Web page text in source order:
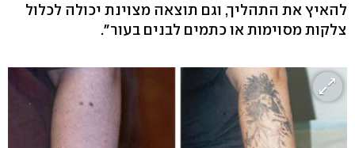
להאיץ את התהליך, וגם תוצאה מצוינת יכולה לכלול
צלקות מסוימות או כתמים לבנים בעור".